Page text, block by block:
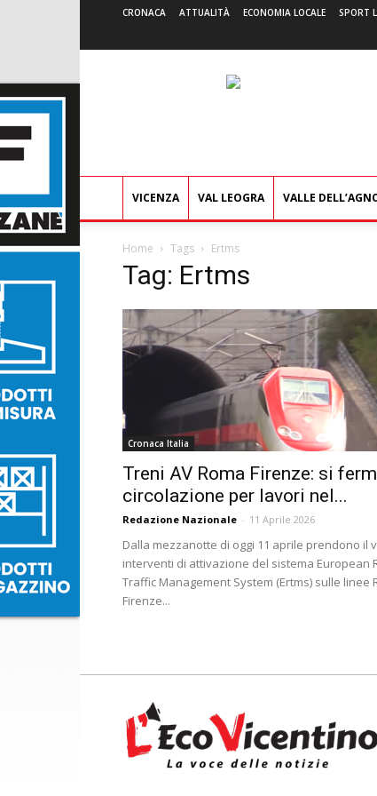
CRONACA ATTUALITÀ ECONOMIA LOCALE SPORT
VICENZA VAL LEOGRA VALLE
Home Tags Ertms
Tag: Ertms
Cronaca Italia
Treni AV Roma Firenze: si
circolazione per lavori nel...
Redazione Nazionale - 11 Aprile 2026
Dalla mezzanotte di oggi 11 aprile prendono il
interventi di attivazione del sistema European
Traffic Management System (Ertms) sulle linee
Firenze...